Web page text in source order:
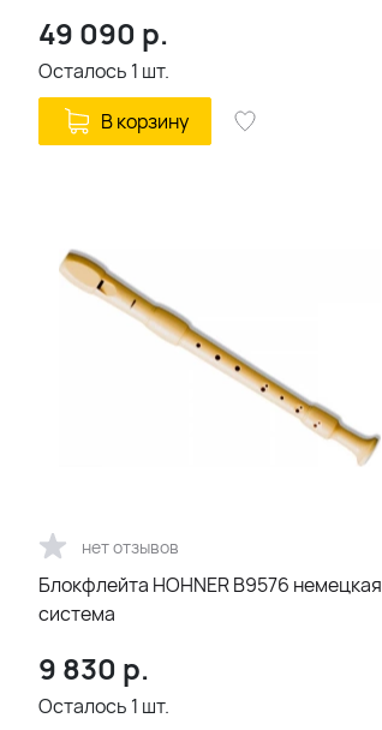
49 090 р.
Осталось 1 шт.
В корзину
нет отзывов
Блокфлейта HOHNER B9576 немецкая
система
9 830 р.
Осталось 1 шт.